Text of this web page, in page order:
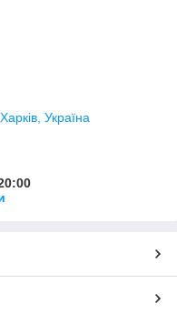
Україна